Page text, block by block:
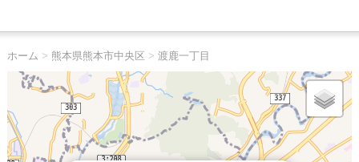
ホーム > 熊本県熊本市中央区 > 渡鹿一丁目